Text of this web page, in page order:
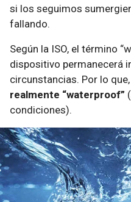
si los seguimos
fallando.
Según la ISO, el término
dispositivo permanecerá
circunstancias. Por lo
realmente “waterproof”
condiciones).